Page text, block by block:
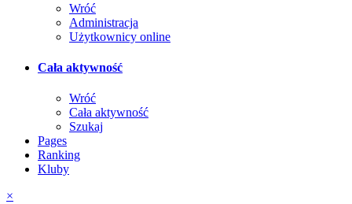
Wróć
Administracja
Użytkownicy online
Cała aktywność
Wróć
Cała aktywność
Szukaj
Pages
Ranking
Kluby
×